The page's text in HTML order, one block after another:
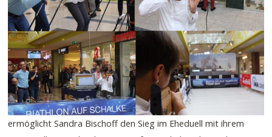
ermöglicht Sandra Bischoff den Sieg im Eheduell mit ihrem